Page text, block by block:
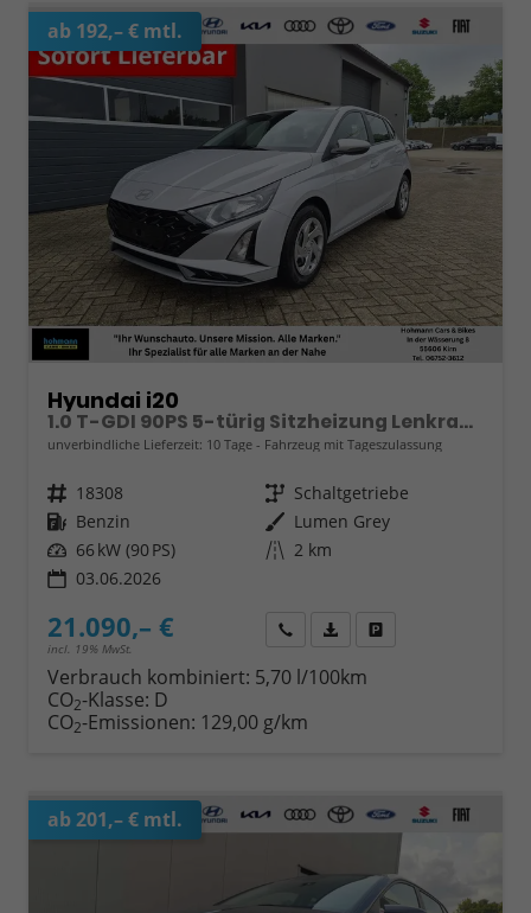
ab 192,– € mtl.
Hyundai i20
1.0 T-GDI 90PS 5-türig Sitzheizung Lenkradheizung Rückf.Kamera PDC Klima Apple CarPlay Android Auto Tempomat Touchscreen
unverbindliche Lieferzeit: 10 Tage Fahrzeug mit Tageszulassung
Fahrzeugnr. 18308 Getriebe Schaltgetriebe
Kraftstoff Benzin Außenfarbe Lumen Grey
Leistung 66 kW (90 PS) Kilometerstand 2 km
03.06.2026
21.090,– €
incl. 19% MwSt.
Wir rufen Sie anFahrzeugexposé (PDF)
Verbrauch kombiniert: 5,70 l/100km
CO2-Klasse: D
CO2-Emissionen: 129,00 g/km
ab 201,– € mtl.